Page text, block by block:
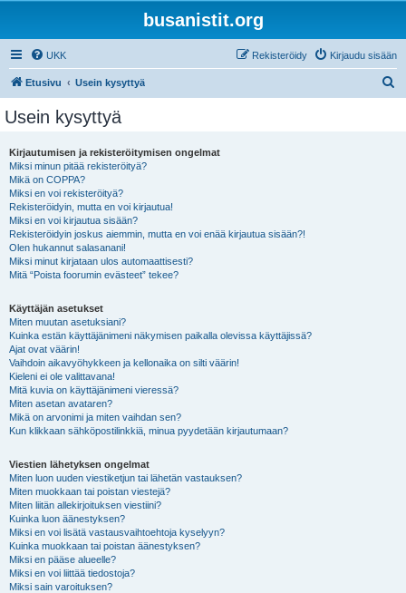
busanistit.org
UKK Kirjaudu sisään
Rekisteröidy
Etusivu Usein kysyttyä
Usein kysyttyä
Kirjautumisen ja rekisteröitymisen ongelmat
Miksi minun pitää rekisteröityä?
Mikä on COPPA?
Miksi en voi rekisteröityä?
Rekisteröidyin, mutta en voi kirjautua!
Miksi en voi kirjautua sisään?
Rekisteröidyin joskus aiemmin, mutta en voi enää kirjautua sisään?!
Olen hukannut salasanani!
Miksi minut kirjataan ulos automaattisesti?
Mitä “Poista foorumin evästeet” tekee?
Käyttäjän asetukset
Miten muutan asetuksiani?
Kuinka estän käyttäjänimeni näkymisen paikalla olevissa käyttäjissä?
Ajat ovat väärin!
Vaihdoin aikavyöhykkeen ja kellonaika on silti väärin!
Kieleni ei ole valittavana!
Mitä kuvia on käyttäjänimeni vieressä?
Miten asetan avataren?
Mikä on arvonimi ja miten vaihdan sen?
Kun klikkaan sähköpostilinkkiä, minua pyydetään kirjautumaan?
Viestien lähetyksen ongelmat
Miten luon uuden viestiketjun tai lähetän vastauksen?
Miten muokkaan tai poistan viestejä?
Miten liitän allekirjoituksen viestiini?
Kuinka luon äänestyksen?
Miksi en voi lisätä vastausvaihtoehtoja kyselyyn?
Kuinka muokkaan tai poistan äänestyksen?
Miksi en pääse alueelle?
Miksi en voi liittää tiedostoja?
Miksi sain varoituksen?